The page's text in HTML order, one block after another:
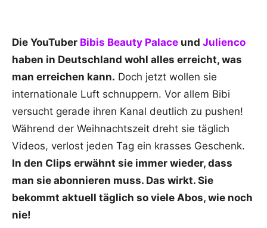
Die YouTuber Bibis Beauty Palace und Julienco
haben in Deutschland wohl alles erreicht, was
man erreichen kann. Doch jetzt wollen sie
internationale Luft schnuppern. Vor allem Bibi
versucht gerade ihren Kanal deutlich zu pushen!
Während der Weihnachtszeit dreht sie täglich
Videos, verlost jeden Tag ein krasses Geschenk.
In den Clips erwähnt sie immer wieder, dass
man sie abonnieren muss. Das wirkt. Sie
bekommt aktuell täglich so viele Abos, wie noch
nie!